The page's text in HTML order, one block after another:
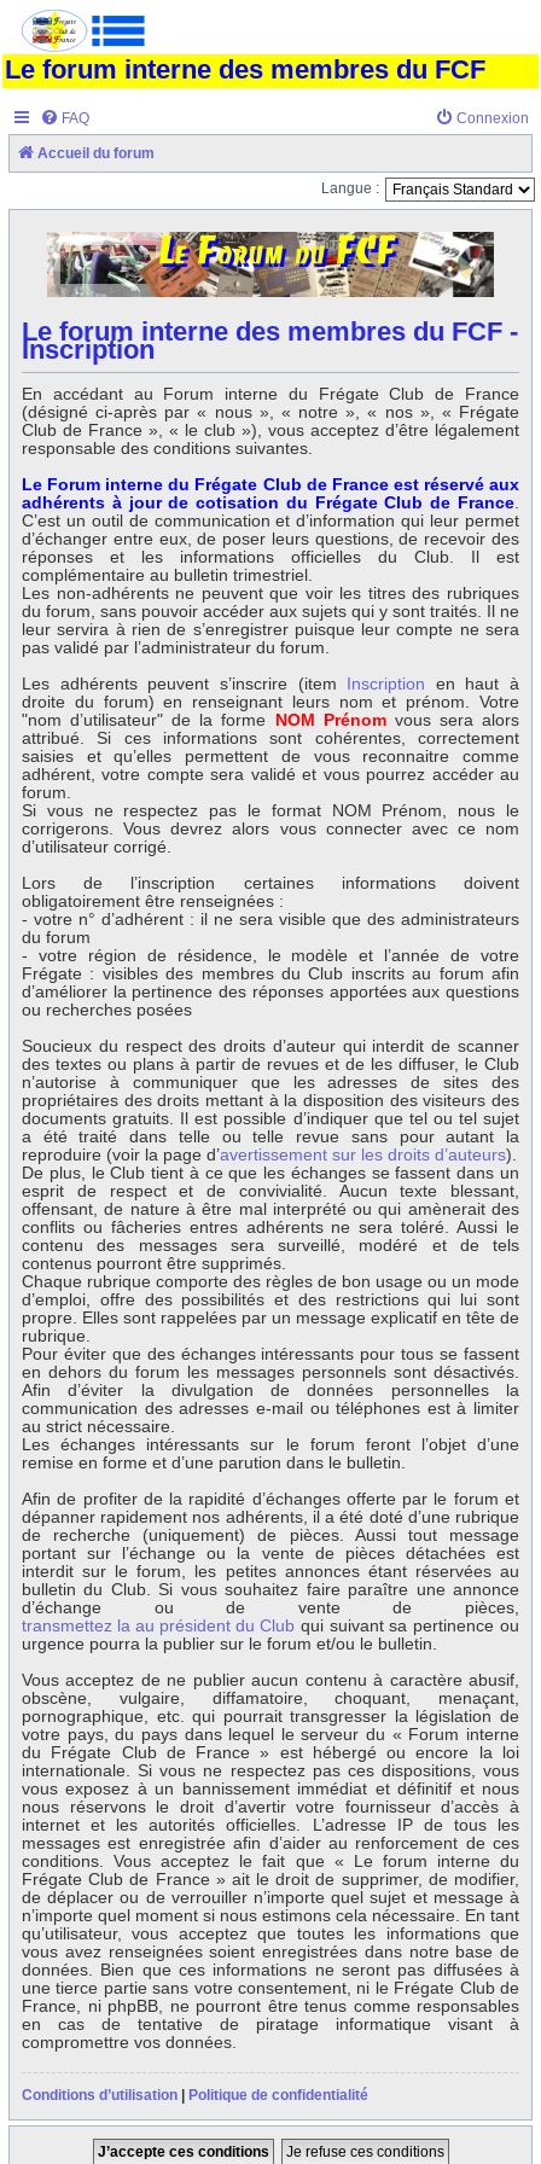
Le forum interne des membres du FCF
FAQ Connexion
Accueil du forum
Langue :
Le forum interne des membres du FCF -
Inscription
En accédant au Forum interne du Frégate Club de France
(désigné ci-après par « nous », « notre », « nos », « Frégate
Club de France », « le club »), vous acceptez d’être légalement
responsable des conditions suivantes.
Le Forum interne du Frégate Club de France est réservé aux
adhérents à jour de cotisation du Frégate Club de France
C’est un outil de communication et d’information qui leur permet
d’échanger entre eux, de poser leurs questions, de recevoir des
réponses et les informations officielles du Club. Il est
complémentaire au bulletin trimestriel.
Les non-adhérents ne peuvent que voir les titres des rubriques
du forum, sans pouvoir accéder aux sujets qui y sont traités. Il ne
leur servira à rien de s’enregistrer puisque leur compte ne sera
pas validé par l’administrateur du forum.
Les adhérents peuvent s’inscrire (item Inscription en haut à
droite du forum) en renseignant leurs nom et prénom. Votre
"nom d’utilisateur" de la forme NOM Prénomvous sera alors
attribué. Si ces informations sont cohérentes, correctement
saisies et qu’elles permettent de vous reconnaitre comme
adhérent, votre compte sera validé et vous pourrez accéder au
forum.
Si vous ne respectez pas le format NOM Prénom, nous le
corrigerons. Vous devrez alors vous connecter avec ce nom
d’utilisateur corrigé.
Lors de l’inscription certaines informations doivent
obligatoirement être renseignées :
- votre n° d’adhérent : il ne sera visible que des administrateurs
du forum
- votre région de résidence, le modèle et l’année de votre
Frégate : visibles des membres du Club inscrits au forum afin
d’améliorer la pertinence des réponses apportées aux questions
ou recherches posées
Soucieux du respect des droits d’auteur qui interdit de scanner
des textes ou plans à partir de revues et de les diffuser, le Club
n’autorise à communiquer que les adresses de sites des
propriétaires des droits mettant à la disposition des visiteurs des
documents gratuits. Il est possible d’indiquer que tel ou tel sujet
a été traité dans telle ou telle revue sans pour autant la
reproduire (voir la page d’avertissement sur les droits d’auteurs).
De plus, le Club tient à ce que les échanges se fassent dans un
esprit de respect et de convivialité. Aucun texte blessant,
offensant, de nature à être mal interprété ou qui amènerait des
conflits ou fâcheries entres adhérents ne sera toléré. Aussi le
contenu des messages sera surveillé, modéré et de tels
contenus pourront être supprimés.
Chaque rubrique comporte des règles de bon usage ou un mode
d’emploi, offre des possibilités et des restrictions qui lui sont
propre. Elles sont rappelées par un message explicatif en tête de
rubrique.
Pour éviter que des échanges intéressants pour tous se fassent
en dehors du forum les messages personnels sont désactivés.
Afin d’éviter la divulgation de données personnelles la
communication des adresses e-mail ou téléphones est à limiter
au strict nécessaire.
Les échanges intéressants sur le forum feront l’objet d’une
remise en forme et d’une parution dans le bulletin.
Afin de profiter de la rapidité d’échanges offerte par le forum et
dépanner rapidement nos adhérents, il a été doté d’une rubrique
de recherche (uniquement) de pièces. Aussi tout message
portant sur l’échange ou la vente de pièces détachées est
interdit sur le forum, les petites annonces étant réservées au
bulletin du Club. Si vous souhaitez faire paraître une annonce
d’échange ou de vente de pièces,
transmettez la au président du Club qui suivant sa pertinence ou
urgence pourra la publier sur le forum et/ou le bulletin.
Vous acceptez de ne publier aucun contenu à caractère abusif,
obscène, vulgaire, diffamatoire, choquant, menaçant,
pornographique, etc. qui pourrait transgresser la législation de
votre pays, du pays dans lequel le serveur du « Forum interne
du Frégate Club de France » est hébergé ou encore la loi
internationale. Si vous ne respectez pas ces dispositions, vous
vous exposez à un bannissement immédiat et définitif et nous
nous réservons le droit d’avertir votre fournisseur d’accès à
internet et les autorités officielles. L’adresse IP de tous les
messages est enregistrée afin d’aider au renforcement de ces
conditions. Vous acceptez le fait que « Le forum interne du
Frégate Club de France » ait le droit de supprimer, de modifier,
de déplacer ou de verrouiller n’importe quel sujet et message à
n’importe quel moment si nous estimons cela nécessaire. En tant
qu’utilisateur, vous acceptez que toutes les informations que
vous avez renseignées soient enregistrées dans notre base de
données. Bien que ces informations ne seront pas diffusées à
une tierce partie sans votre consentement, ni le Frégate Club de
France, ni phpBB, ne pourront être tenus comme responsables
en cas de tentative de piratage informatique visant à
compromettre vos données.
Conditions d’utilisation Politique de confidentialité